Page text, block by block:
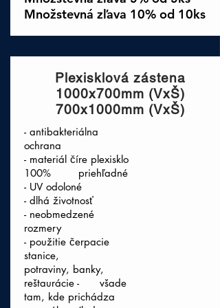
Množstevná zľava 10% od 10ks
Plexisklová zástena
1000x700mm (VxŠ)
700x1000mm (VxŠ)
- antibakteriálna
ochrana
- materiál číre plexisklo
100% priehľadné
- UV odoloné
- dlhá životnosť
- neobmedzené
rozmery
- použitie čerpacie
stanice,
potraviny, banky,
reštaurácie - všade
tam, kde prichádza